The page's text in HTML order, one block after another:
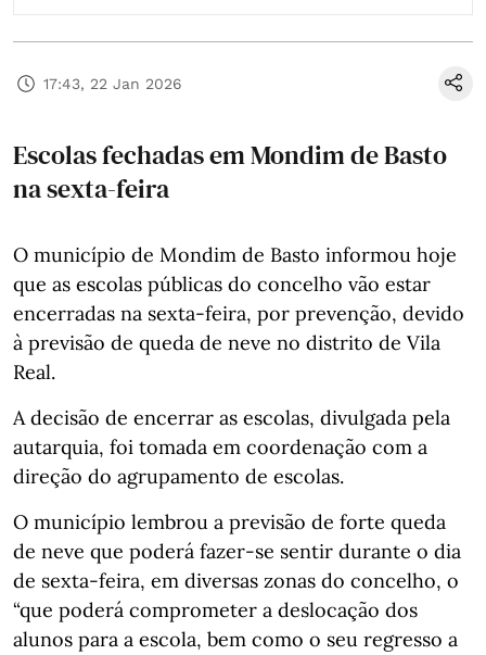
17:43, 22 Jan 2026
Escolas fechadas em Mondim de Basto
na sexta-feira
O município de Mondim de Basto informou hoje
que as escolas públicas do concelho vão estar
encerradas na sexta-feira, por prevenção, devido
à previsão de queda de neve no distrito de Vila
Real.
A decisão de encerrar as escolas, divulgada pela
autarquia, foi tomada em coordenação com a
direção do agrupamento de escolas.
O município lembrou a previsão de forte queda
de neve que poderá fazer-se sentir durante o dia
de sexta-feira, em diversas zonas do concelho, o
“que poderá comprometer a deslocação dos
alunos para a escola, bem como o seu regresso a